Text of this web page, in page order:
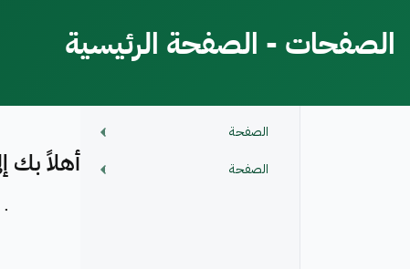
الصفحات - الصفحة الرئيسية
الصفحة
الصفحة
أهلاً بك
ستساعدك